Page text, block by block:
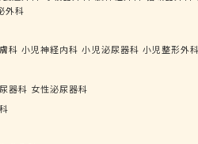
外科
科 小児神経内科 小児泌尿器科 小児整形外科
器科 女性泌尿器科